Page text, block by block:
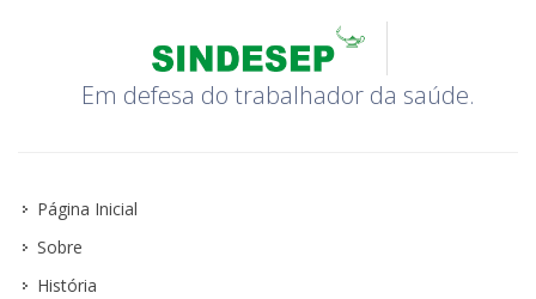
Em defesa do trabalhador da saúde.
Página Inicial
Sobre
História